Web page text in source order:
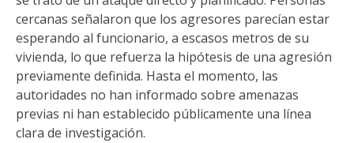
cercanas señalaron que los agresores parecían estar
esperando al funcionario, a escasos metros de su
vivienda, lo que refuerza la hipótesis de una agresión
previamente definida. Hasta el momento, las
autoridades no han informado sobre amenazas
previas ni han establecido públicamente una línea
clara de investigación.